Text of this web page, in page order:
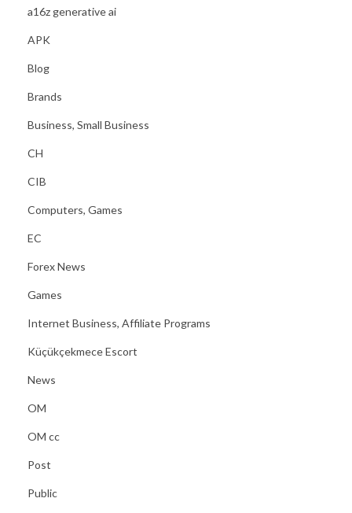
a16z generative ai
APK
Blog
Brands
Business, Small Business
CH
CIB
Computers, Games
EC
Forex News
Games
Internet Business, Affiliate Programs
Küçükçekmece Escort
News
OM
OM cc
Post
Public